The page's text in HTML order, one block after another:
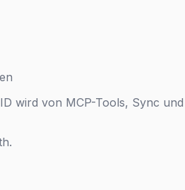
wird von MCP-Tools, Sync